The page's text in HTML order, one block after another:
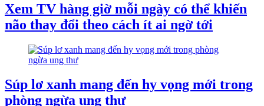
Xem TV hàng giờ mỗi ngày có thể khiến
não thay đổi theo cách ít ai ngờ tới
Súp lơ xanh mang đến hy vọng mới trong
phòng ngừa ung thư